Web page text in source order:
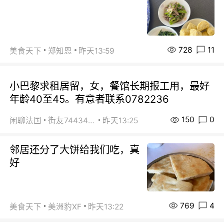
美食天下 郑知恩 昨天13:59 728 11
小巴黎求租居留，女，餐馆长期报工用，最好
年龄40至45。有意者联系0782236
闲聊法国 街友74434350 昨天13:25 150 0
邻居还分了大饼给我们吃，真
好
美食天下 美洲豹XF 昨天13:22 769 4